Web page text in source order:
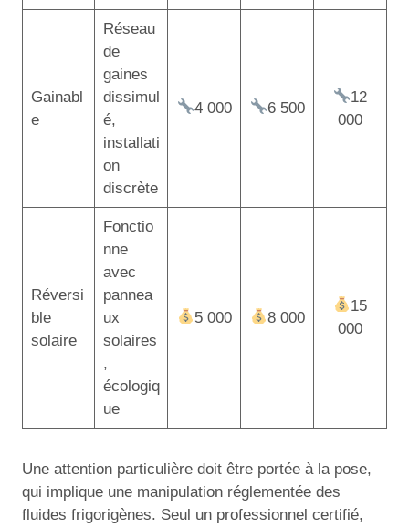
Gainabl
e
Réseau
de
gaines
dissimul
é,
installati
on
discrète
4 000 6 500
12
000
Réversi
ble
solaire
Fonctio
nne
avec
pannea
ux
solaires
,
écologiq
ue
5 000 8 000
15
000
Une attention particulière doit être portée à la pose,
qui implique une manipulation réglementée des
fluides frigorigènes. Seul un professionnel certifié,